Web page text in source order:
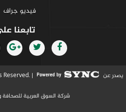
فيديو جراف
تابعنا
Reserved. | يصدر عن
شركة السوق العربية للصحافة